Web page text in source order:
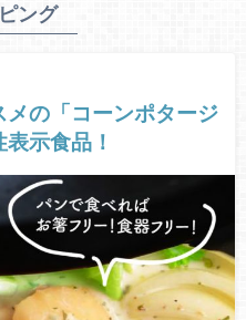
ング
の「コーンポタージ
示食品！